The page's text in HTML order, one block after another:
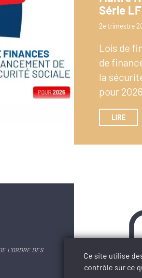
Série
2e trimestre
Lois de
de
la
pour 2026
LIRE
L'ORDRE DES
Ce site utilise
contrôle sur ce